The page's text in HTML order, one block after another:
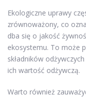
Ekologiczne uprawy
zrównoważony, co
dba się o jakość
ekosystemu. To może
składników
ich wartość odżywczą.
Warto również